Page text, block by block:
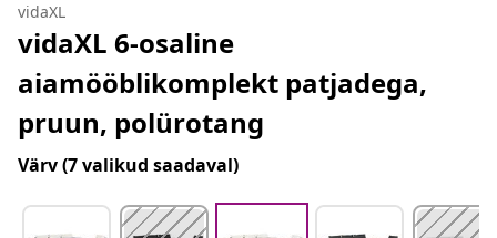
vidaXL
vidaXL 6-osaline
aiamööblikomplekt patjadega,
pruun, polürotang
Värv(7 valikud saadaval)